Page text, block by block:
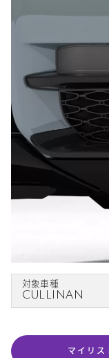
対象車種
CULLINAN
マイリス